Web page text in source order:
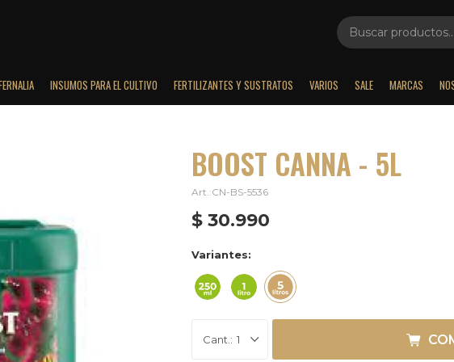
INSUMOS PARA EL CULTIVO FERTILIZANTES Y SUSTRATOS VARIOS SALE MARCAS
BOOST CANNA - 5L
CN-BS-5536
$ 30.990
Variantes:
1